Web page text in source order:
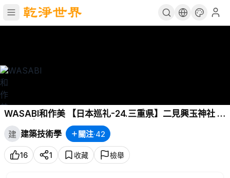
WASABI和作美 【日本巡礼-24.三重県】二見興玉神社 |
夫婦岩 | 結縁圣地
建 建築技術學 關注·42
16 1 收藏 檢舉